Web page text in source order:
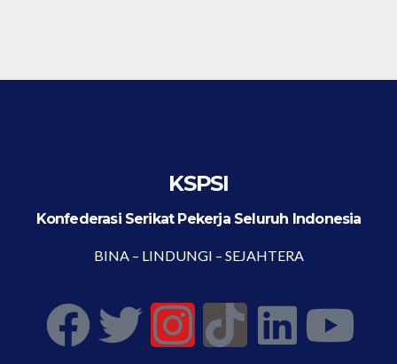
KSPSI
Konfederasi Serikat Pekerja Seluruh Indonesia
BINA – LINDUNGI – SEJAHTERA